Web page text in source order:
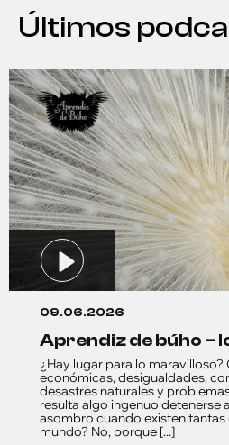
Últimos
09.06.2026
aprendiz de búho
¿Hay lugar para lo maravilloso?
económicas, desigualdades,
desastres naturales y
resulta algo ingenuo detenerse
asombro cuando existen tantas
mundo? No, porque [...]